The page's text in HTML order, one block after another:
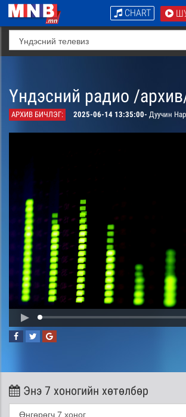
CHART
Үндэсний радио /
АРХИВ БИЧЛЭГ: 2025-06-14 13:35:00- Дуучин
Энэ 7 хоногийн хөтөлбөр